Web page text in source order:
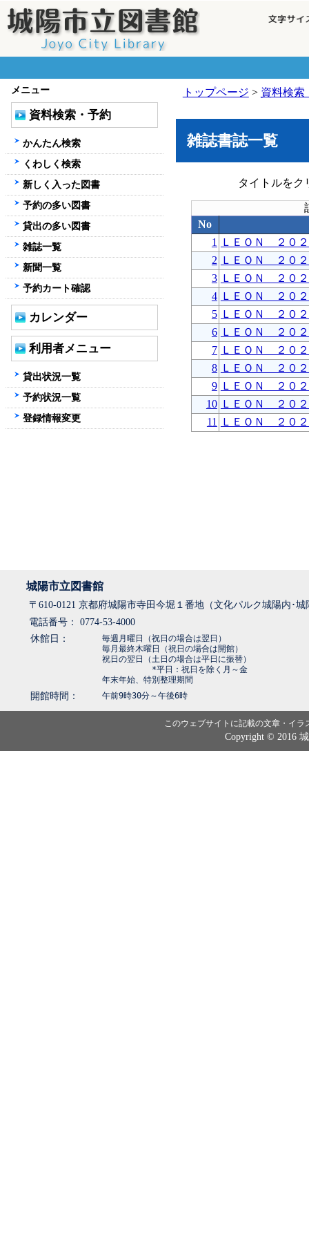
トップページ > 資料検索
雑誌書誌一覧
タイトルをク
No
1
ＬＥＯＮ ２０
2 ＬＥＯＮ ２０
3 ＬＥＯＮ ２０
4 ＬＥＯＮ ２０
5 ＬＥＯＮ ２０
6 ＬＥＯＮ ２０
7 ＬＥＯＮ ２０
8 ＬＥＯＮ ２０
9 ＬＥＯＮ ２０
10 ＬＥＯＮ ２０
11
ＬＥＯＮ ２０
メニュー
資料検索・予約
かんたん検索
くわしく検索
新しく入った図書
予約の多い図書
貸出の多い図書
雑誌一覧
新聞一覧
予約カート確認
カレンダー
利用者メニュー
貸出状況一覧
予約状況一覧
登録情報変更
城陽市立図書館
〒610-0121 京都府城陽市寺田今堀１番地（文化パルク城陽内･
電話番号： 0774-53-4000
休館日：
毎週月曜日（祝日の場合は翌日）
毎月最終木曜日（祝日の場合は開館）
祝日の翌日（土日の場合は平日に振替）
*平日：祝日を除く月～金
年末年始、特別整理期間
開館時間： 午前9時30分～午後6時
このウェブサイトに記載の文章・イ
Copyright © 2016